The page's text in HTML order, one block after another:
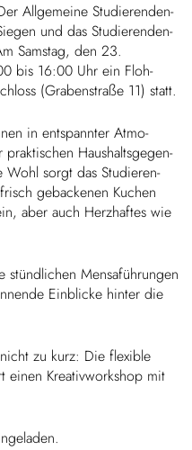
Allge­meine Studie­ren­den­
und das Studie­ren­den­
Samstag, den 23.
bis 16:00 Uhr ein Floh­
(Graben­straße 11) statt.
in entspannter Atmo­
Haus­halts­ge­gen­
Wohl sorgt das Studie­ren­
geba­ckenen Kuchen
aber auch Herz­haftes wie
Mensa­füh­rungen
Einblicke hinter die
zu kurz: Die flexible
einen Krea­tiv­work­shop mit